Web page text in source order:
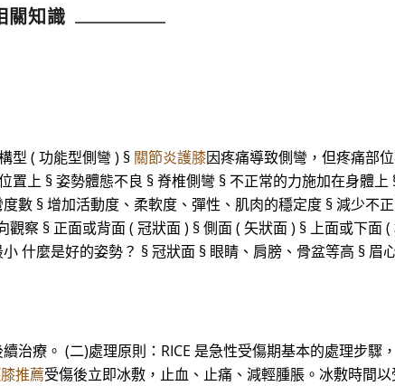
關知識
型 ( 功能型側彎 ) § 關節炎護膝因疼痛導致側彎，但疼痛部
上 § 姿勢體態不良 § 脊椎側彎 § 不正常的力施加在身體上
數 § 增加活動度、柔軟度、彈性、肌肉的穩定度 § 減少不
察 § 正面或背面 ( 冠狀面 ) § 側面 ( 矢狀面 ) § 上面或下面
什麼是好的姿勢？ § 冠狀面 § 眼睛、肩膀、骨盆等高 § 眉
療。 (二)處理原則：RICE 是急性受傷期基本的處理步驟
推薦受傷後立即冰敷，止血、止痛、減輕腫脹。冰敷時間